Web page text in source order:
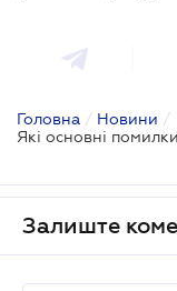
Головна / Новини /
Залиште